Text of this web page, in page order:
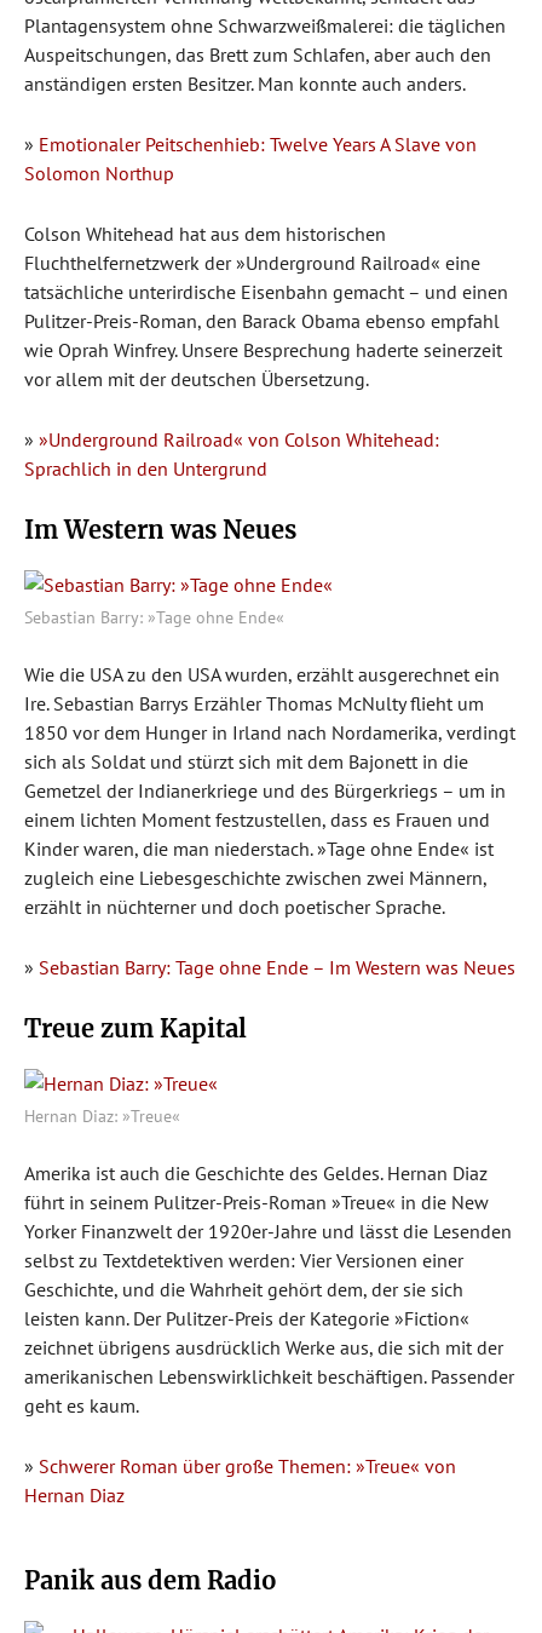
Plantagensystem ohne Schwarzweißmalerei: die täglichen
Auspeitschungen, das Brett zum Schlafen, aber auch den
anständigen ersten Besitzer. Man konnte auch anders.
» Emotionaler Peitschenhieb: Twelve Years A Slave von
Solomon Northup
Colson Whitehead hat aus dem historischen
Fluchthelfernetzwerk der »Underground Railroad« eine
tatsächliche unterirdische Eisenbahn gemacht – und einen
Pulitzer-Preis-Roman, den Barack Obama ebenso empfahl
wie Oprah Winfrey. Unsere Besprechung haderte seinerzeit
vor allem mit der deutschen Übersetzung.
» »Underground Railroad« von Colson Whitehead:
Sprachlich in den Untergrund
Im Western was Neues
Sebastian Barry: »Tage ohne Ende«
Wie die USA zu den USA wurden, erzählt ausgerechnet ein
Ire. Sebastian Barrys Erzähler Thomas McNulty flieht um
1850 vor dem Hunger in Irland nach Nordamerika, verdingt
sich als Soldat und stürzt sich mit dem Bajonett in die
Gemetzel der Indianerkriege und des Bürgerkriegs – um in
einem lichten Moment festzustellen, dass es Frauen und
Kinder waren, die man niederstach. »Tage ohne Ende« ist
zugleich eine Liebesgeschichte zwischen zwei Männern,
erzählt in nüchterner und doch poetischer Sprache.
» Sebastian Barry: Tage ohne Ende – Im Western was Neues
Treue zum Kapital
Hernan Diaz: »Treue«
Amerika ist auch die Geschichte des Geldes. Hernan Diaz
führt in seinem Pulitzer-Preis-Roman »Treue« in die New
Yorker Finanzwelt der 1920er-Jahre und lässt die Lesenden
selbst zu Textdetektiven werden: Vier Versionen einer
Geschichte, und die Wahrheit gehört dem, der sie sich
leisten kann. Der Pulitzer-Preis der Kategorie »Fiction«
zeichnet übrigens ausdrücklich Werke aus, die sich mit der
amerikanischen Lebenswirklichkeit beschäftigen. Passender
geht es kaum.
» Schwerer Roman über große Themen: »Treue« von
Hernan Diaz
Panik aus dem Radio